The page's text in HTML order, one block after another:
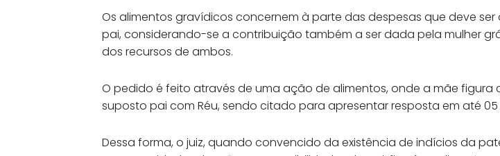
Os alimentos gravídicos concernem à parte das despesas que deve
pai, considerando-se a contribuição também a ser dada pela mulher
dos recursos de ambos.
O pedido é feito através de uma ação de alimentos, onde a mãe figura
suposto pai com Réu, sendo citado para apresentar resposta em até
Dessa forma, o juiz, quando convencido da existência de indícios da